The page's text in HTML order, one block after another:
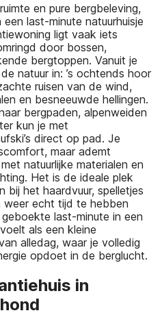
en pure bergbeleving,
last-minute natuurhuisje
ligt vaak iets
door bossen,
bergtoppen. Vanuit je
natuur in: ’s ochtends hoor
ruisen van de wind,
en besneeuwde hellingen.
bergpaden, alpenweiden
kun je met
direct op pad. Je
maar ademt
natuurlijke materialen en
Het is de ideale plek
het haardvuur, spelletjes
weer echt tijd te hebben
last-minute in een
als een kleine
alledag, waar je volledig
opdoet in de berglucht.
in